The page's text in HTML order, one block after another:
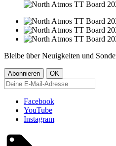
Bleibe über Neuigkeiten und
Facebook
YouTube
Instagram